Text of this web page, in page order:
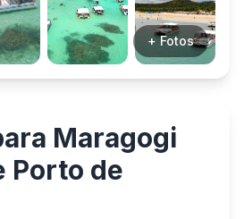
+ Fotos
Maragogi
Porto de